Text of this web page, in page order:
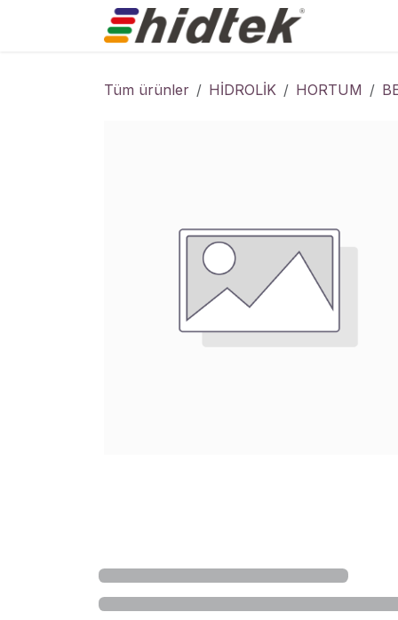
Tüm ürünler HİDROLİK HORTUM